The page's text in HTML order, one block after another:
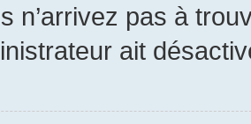
n’arrivez pas à
ait